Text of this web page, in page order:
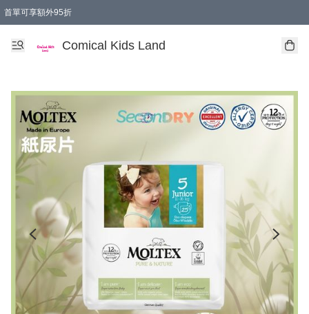
首單可享額外95折
Comical Kids Land